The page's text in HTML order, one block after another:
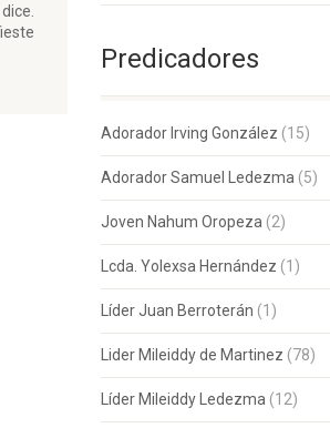
Predicadores
Adorador Irving González (15)
Adorador Samuel Ledezma (5)
Joven Nahum Oropeza (2)
Lcda. Yolexsa Hernández (1)
Líder Juan Berroterán (1)
Lider Mileiddy de Martinez (78)
Líder Mileiddy Ledezma (12)